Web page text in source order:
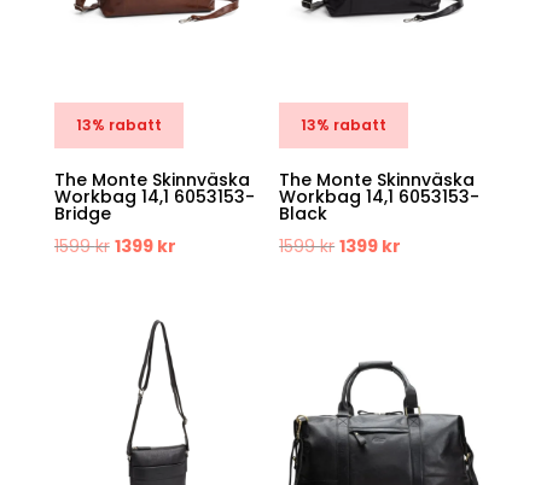
13% rabatt
The Monte Skinnväska
Workbag 14,1 6053153-
Bridge
1599kr Det
1599 kr.
1399 krDet
1399 kr.
13% rabatt
The Monte Skinnväska
Workbag 14,1 6053153-
Black
1599kr Det
1599 kr.
1399 kr
1399 kr.